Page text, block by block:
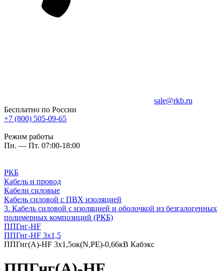
sale@rkb.ru
Бесплатно по России
+7 (800) 505-09-65
Режим работы
Пн. — Пт. 07:00-18:00
РКБ
Кабель и провод
Кабели силовые
Кабель силовой с ПВХ изоляцией
3. Кабель силовой с изоляцией и оболочкой из безгалогенных
полимерных композиций (РКБ)
ППГнг-HF
ППГнг-HF 3х1,5
ППГнг(А)-HF 3х1,5ок(N,PE)-0,66кВ Кабэкс